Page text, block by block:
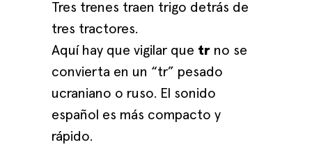
Tres trenes traen trigo detrás de
tres tractores.
Aquí hay que vigilar que tr no se
convierta en un “tr” pesado
ucraniano o ruso. El sonido
español es más compacto y
rápido.